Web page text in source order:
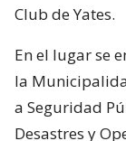
Club de Yates.
En el lugar se
la
a Seguridad
Desastres y